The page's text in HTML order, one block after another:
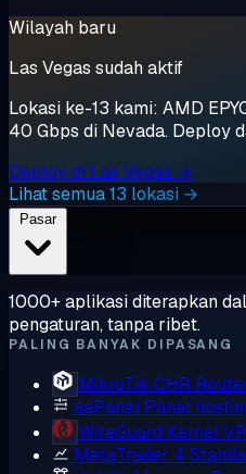
Wilayah baru
Las Vegas sudah aktif
Lokasi ke-13 kami: AMD
40 Gbps di Nevada. Deploy
Deploy di Las Vegas →
Lihat semua 13 lokasi →
Pasar
1000+ aplikasi diterapkan
pengaturan, tanpa ribet.
PALING BANYAK DIPASANG
MikroTik CHR
aaPanel Panel
WireGuard Kernel
MetaTrader 4